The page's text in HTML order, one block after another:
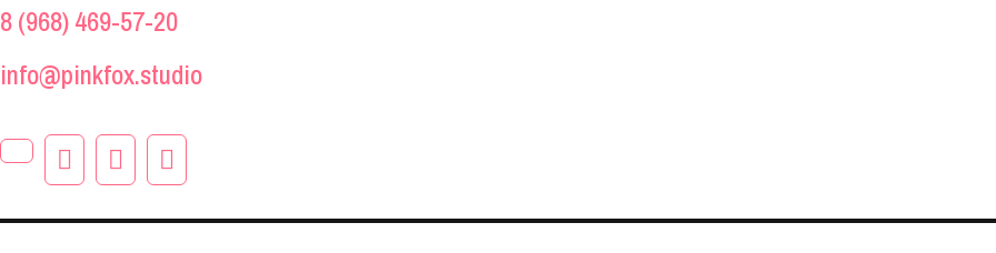
8 (968) 469-57-20
info@pinkfox.studio